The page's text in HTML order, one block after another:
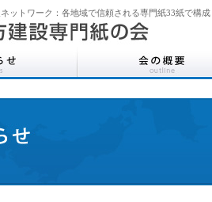
ットワーク：各地域で信頼される専門紙33紙で構成